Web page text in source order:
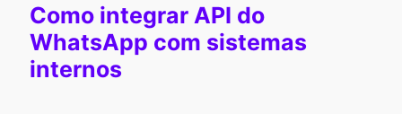
Como integrar API do
WhatsApp com sistemas
internos